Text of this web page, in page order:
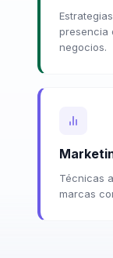
presencia
negocios.
Técnicas
marcas